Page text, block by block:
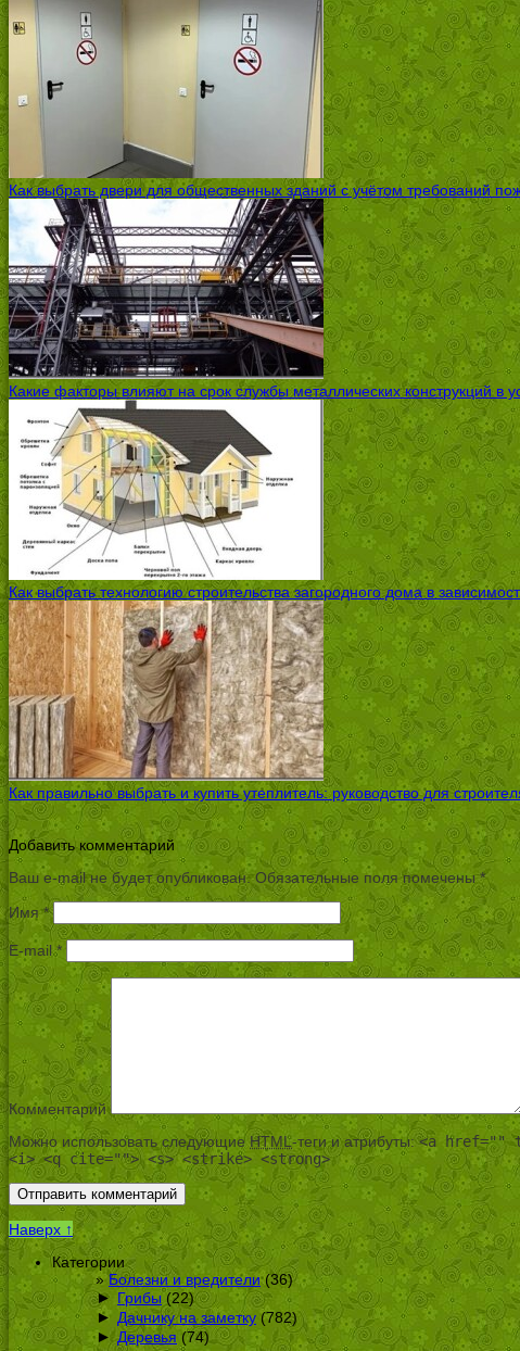
Как выбрать двери для общественных зданий с учётом требований
Какие факторы влияют на срок службы металлических конструкций в
Как выбрать технологию строительства загородного дома в
Как правильно выбрать и купить утеплитель: руководство для
Добавить комментарий
Ваш e-mail не будет опубликован.Обязательные поля помечены*
Имя*
E-mail*
Комментарий
Можно использовать следующиеHTML-теги и атрибуты:<a href=""
<i> <q cite=""> <s> <strike> <strong>
Наверх ↑
Категории
Болезни и вредители(36)
► Грибы(22)
► Дачнику на заметку (782)
► Деревья (74)